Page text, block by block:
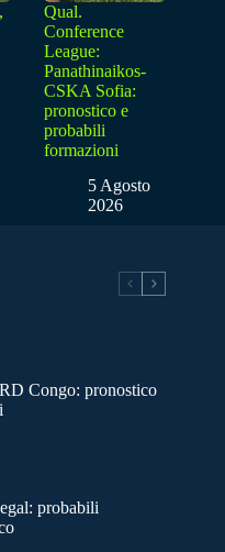
Qual.
Conference
League:
Panathinaikos-
CSKA Sofia:
pronostico e
probabili
formazioni
5 Agosto
2026
Congo: pronostico
probabili